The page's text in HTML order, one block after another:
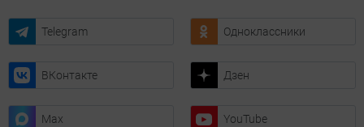
Telegram Одноклассники
ВКонтакте Дзен
Max YouTube